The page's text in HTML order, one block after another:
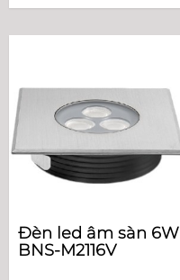
Đèn led âm sàn 6W
BNS-M2116V